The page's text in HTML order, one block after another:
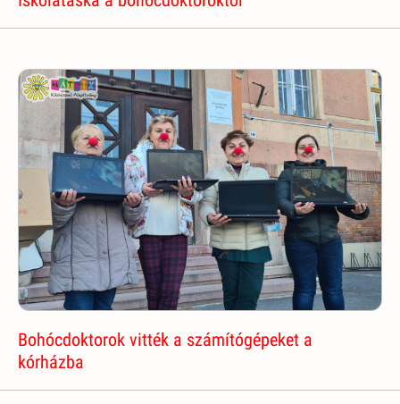
Bohócdoktorok vitték a számítógépeket a
kórházba